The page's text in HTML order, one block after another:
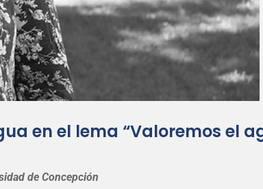
en el lema “Valoremos el
de Concepción